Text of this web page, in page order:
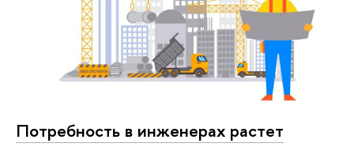
Потребность в инженерах растет